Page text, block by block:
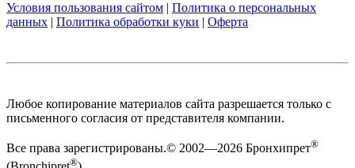
Условия пользования сайтом | Политика о персональных
данных | Политика обработки куки | Оферта
Любое копирование материалов сайта разрешается только с
письменного согласия от представителя компании.
Все права зарегистрированы.© 2002—2026 Бронхипрет®
®